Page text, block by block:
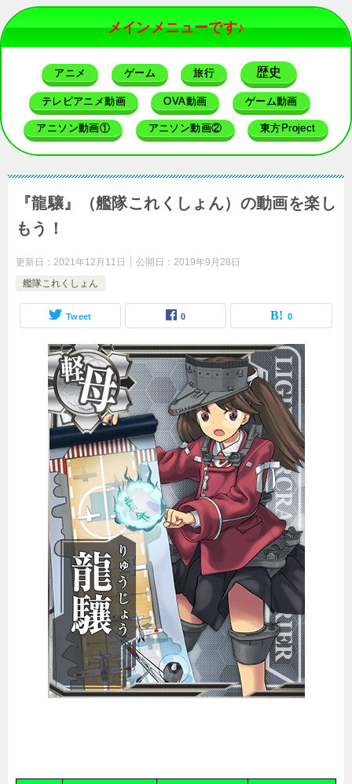
メインメニューです♪
アニメ ゲーム 旅行 歴史
テレビアニメ動画 OVA動画 ゲーム動画
アニソン動画① アニソン動画② 東方Project
『龍驤』（艦隊これくしょん）の動画を楽し
もう！
更新日： 2021年12月11日 公開日： 2019年9月28日
艦隊これくしょん
Tweet 0 0